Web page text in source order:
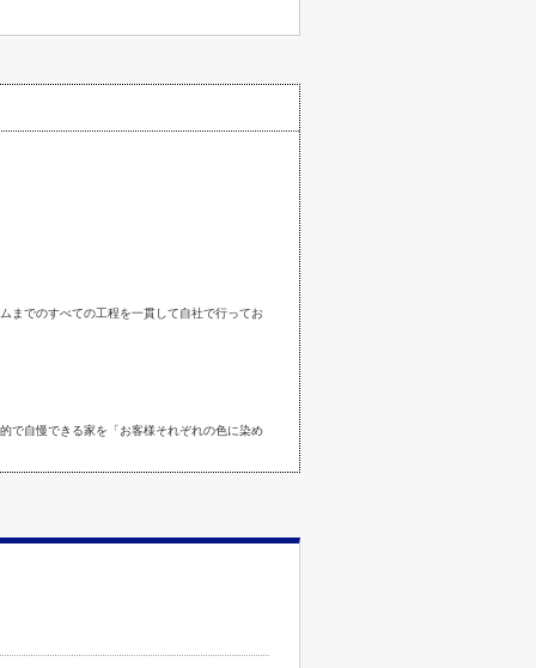
までのすべての工程を一貫して自社で行ってお
で自慢できる家を「お客様それぞれの色に染め